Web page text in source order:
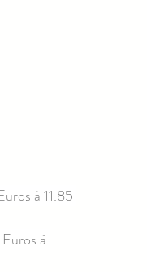
à 11.85
à